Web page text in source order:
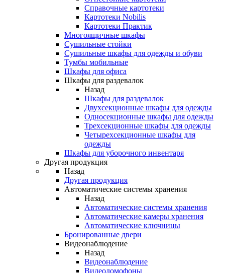
Справочные картотеки
Картотеки Nobilis
Картотеки Практик
Многоящичные шкафы
Сушильные стойки
Сушильные шкафы для одежды и обуви
Тумбы мобильные
Шкафы для офиса
Шкафы для раздевалок
Назад
Шкафы для раздевалок
Двухсекционные шкафы для одежды
Односекционные шкафы для одежды
Трехсекционные шкафы для одежды
Четырехсекционные шкафы для
одежды
Шкафы для уборочного инвентаря
Другая продукция
Назад
Другая продукция
Автоматические системы хранения
Назад
Автоматические системы хранения
Автоматические камеры хранения
Автоматические ключницы
Бронированные двери
Видеонаблюдение
Назад
Видеонаблюдение
Видеодомофоны